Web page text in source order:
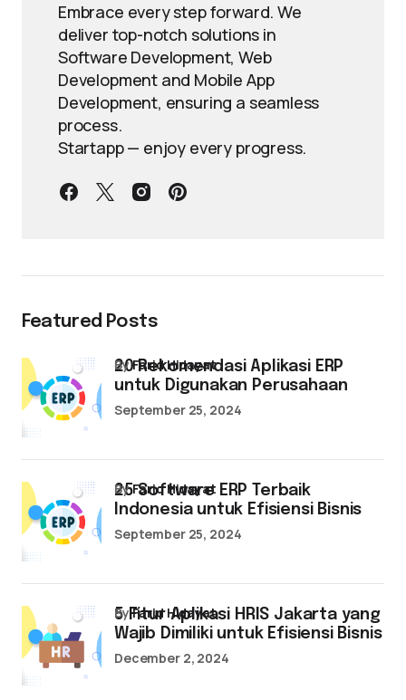
Embrace every step forward. We
deliver top-notch solutions in
Software Development, Web
Development and Mobile App
Development, ensuring a seamless
process.
Startapp — enjoy every progress.
Featured Posts
20 Rekomendasi Aplikasi ERP
untuk Digunakan Perusahaan
byFarid Hidayat
September 25, 2024
25 Software ERP Terbaik
Indonesia untuk Efisiensi Bisnis
byFarid Hidayat
September 25, 2024
5 Fitur Aplikasi HRIS Jakarta yang
Wajib Dimiliki untuk Efisiensi Bisnis
byFarid Hidayat
December 2, 2024